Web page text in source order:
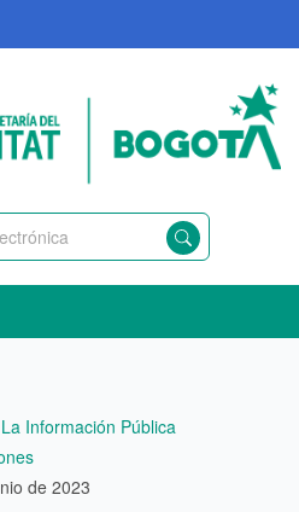
Información Pública
de 2023